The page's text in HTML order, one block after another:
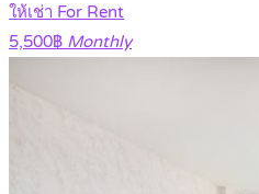
ให้เช่า For Rent
5,500฿ Monthly